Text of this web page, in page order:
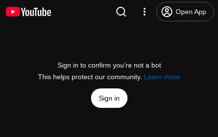
Open App
Sign in to confirm you’re not a bot
This helps protect our community. Learn more
Sign in